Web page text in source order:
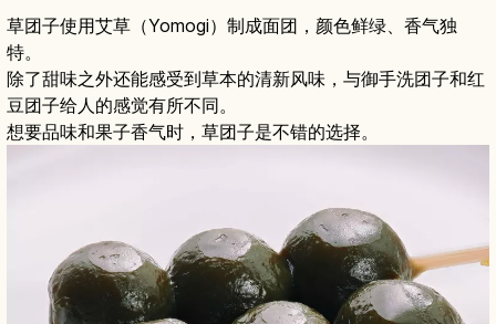
草团子使用艾草（Yomogi）制成面团，颜色鲜绿、香气独
特。
除了甜味之外还能感受到草本的清新风味，与御手洗团子和红
豆团子给人的感觉有所不同。
想要品味和果子香气时，草团子是不错的选择。